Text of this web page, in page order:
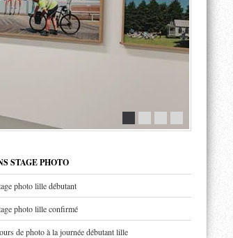
STAGE PHOTO
photo lille débutant
photo lille confirmé
de photo à la journée débutant lille